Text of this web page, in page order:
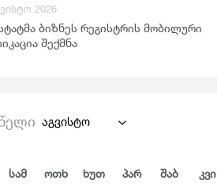
Და Სოციალური Უზრუნველყოფა
2026
ბიზნეს რეგისტრის მობილური
შექმნა
აგვისტო
Სამ Ოთხ Ხუთ Პარ Შაბ Კვი